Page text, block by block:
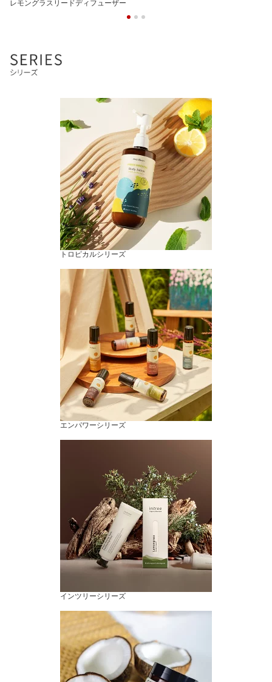
レモングラスリードディフューザー
トロピカルシリーズ
エンパワーシリーズ
インツリーシリーズ